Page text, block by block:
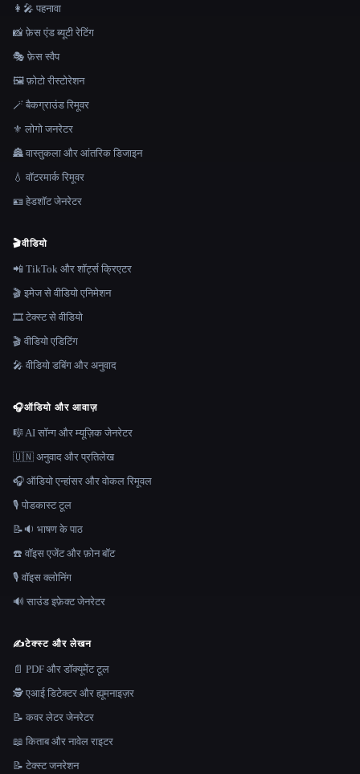
👩‍🎤 पहनावा
📸 फ़ेस एंड ब्यूटी रेटिंग
🎭 फ़ेस स्वैप
🖼️ फ़ोटो रीस्टोरेशन
🪄 बैकग्राउंड रिमूवर
⚜️ लोगो जनरेटर
🏯 वास्तुकला और आंतरिक डिजाइन
💧 वॉटरमार्क रिमूवर
🪪 हेडशॉट जेनरेटर
🎬वीडियो
📲 TikTok और शॉर्ट्स क्रिएटर
🎬 इमेज से वीडियो एनिमेशन
🎞️ टेक्स्ट से वीडियो
🎬 वीडियो एडिटिंग
🎤 वीडियो डबिंग और अनुवाद
🎧ऑडियो और आवाज़
🎼 AI सॉन्ग और म्यूज़िक जेनरेटर
🇺🇳 अनुवाद और प्रतिलेख
🎧 ऑडियो एन्हांसर और वोकल रिमूवल
🎙️ पोडकास्ट टूल
📝🔉 भाषण के पाठ
☎️ वॉइस एजेंट और फ़ोन बॉट
🎙️ वॉइस क्लोनिंग
🔊 साउंड इफ़ेक्ट जेनरेटर
✍️टेक्स्ट और लेखन
📄 PDF और डॉक्यूमेंट टूल
🕵️ एआई डिटेक्टर और ह्यूमनाइज़र
📝 कवर लेटर जेनरेटर
📖 किताब और नावेल राइटर
📝 टेक्स्ट जनरेशन